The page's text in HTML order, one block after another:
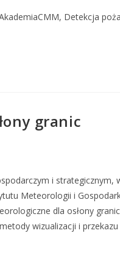
Detekcja
granic
i
Meteorologii i
dla osłony
wizualizacji i